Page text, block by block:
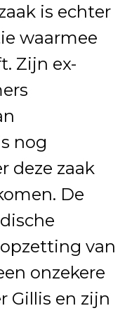
is echter
waarmee
Zijn ex-
nog
deze zaak
De
van
onzekere
Gillis en zijn